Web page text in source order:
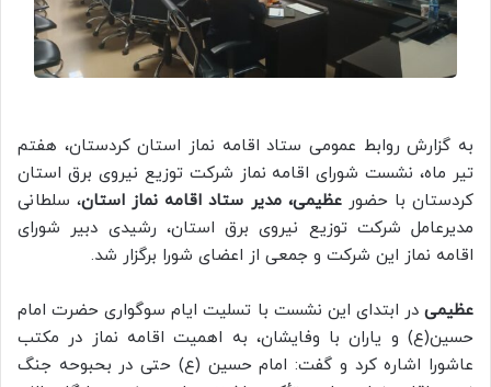
به گزارش روابط عمومی ستاد اقامه نماز استان کردستان، هفتم
تیر ماه، نشست شورای اقامه نماز شرکت توزیع نیروی برق استان
کردستان با حضورعظیمی، مدیر ستاد اقامه نماز استان، سلطانی
مدیرعامل شرکت توزیع نیروی برق استان، رشیدی دبیر شورای
اقامه نماز این شرکت و جمعی از اعضای شورا برگزار شد.
عظیمی در ابتدای این نشست با تسلیت ایام سوگواری حضرت امام
حسین(ع) و یاران با وفایشان، به اهمیت اقامه نماز در مکتب
عاشورا اشاره کرد و گفت: امام حسین (ع) حتی در بحبوحه جنگ